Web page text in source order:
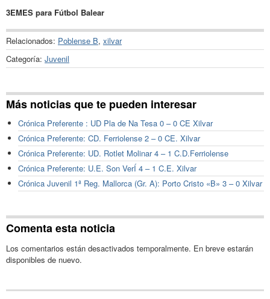
3EMES para Fútbol Balear
Relacionados: Poblense B, xilvar
Categoría: Juvenil
Más noticias que te pueden interesar
Crónica Preferente : UD Pla de Na Tesa 0 – 0 CE Xilvar
Crónica Preferente: CD. Ferriolense 2 – 0 CE. Xilvar
Crónica Preferente: UD. Rotlet Molinar 4 – 1 C.D.Ferriolense
Crónica Preferente: U.E. Son VerÍ 4 – 1 C.E. Xilvar
Crónica Juvenil 1ª Reg. Mallorca (Gr. A): Porto Cristo «B» 3 – 0 Xilvar
Comenta esta noticia
Los comentarios están desactivados temporalmente. En breve estarán
disponibles de nuevo.